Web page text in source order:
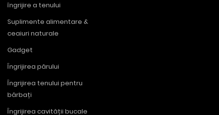
îngrijire a tenului
Suplimente alimentare &
ceaiuri naturale
Gadget
Îngrijirea părului
Îngrijirea tenului pentru
bărbați
Îngrijirea cavității bucale